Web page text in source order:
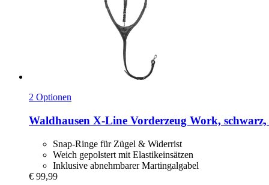
2 Optionen
Waldhausen X-​Line Vorderzeug Work,
Snap-Ringe für Zügel & Widerrist
Weich gepolstert mit Elastikeinsätzen
Inklusive abnehmbarer Martingalgabel
€ 99,99